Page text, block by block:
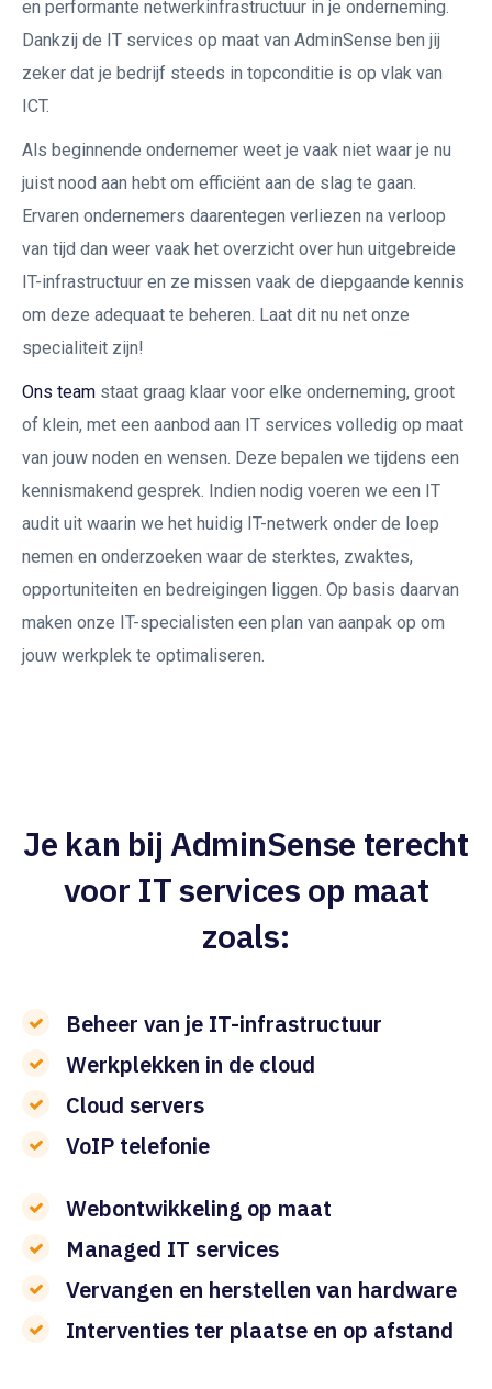
en performante netwerkinfrastructuur in je onderneming.
Dankzij de IT services op maat van AdminSense ben jij
zeker dat je bedrijf steeds in topconditie is op vlak van
ICT.
Als beginnende ondernemer weet je vaak niet waar je nu
juist nood aan hebt om efficiënt aan de slag te gaan.
Ervaren ondernemers daarentegen verliezen na verloop
van tijd dan weer vaak het overzicht over hun uitgebreide
IT-infrastructuur en ze missen vaak de diepgaande kennis
om deze adequaat te beheren. Laat dit nu net onze
specialiteit zijn!
Ons team staat graag klaar voor elke onderneming, groot
of klein, met een aanbod aan IT services volledig op maat
van jouw noden en wensen. Deze bepalen we tijdens een
kennismakend gesprek. Indien nodig voeren we een IT
audit uit waarin we het huidig IT-netwerk onder de loep
nemen en onderzoeken waar de sterktes, zwaktes,
opportuniteiten en bedreigingen liggen. Op basis daarvan
maken onze IT-specialisten een plan van aanpak op om
jouw werkplek te optimaliseren.
Je kan bij AdminSense terecht
voor IT services op maat
zoals:
Beheer van je IT-infrastructuur
Werkplekken in de cloud
Cloud servers
VoIP telefonie
Webontwikkeling op maat
Managed IT services
Vervangen en herstellen van hardware
Interventies ter plaatse en op afstand